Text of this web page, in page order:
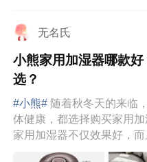
无名氏
小熊家用加湿器哪款
选？
#小熊# 随着秋冬天的来临
体健康，都选择购买家用
家用加湿器不仅效果好，
高的。那么，小熊...